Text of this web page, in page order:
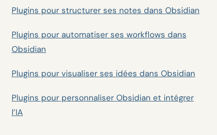
Plugins pour structurer ses notes dans Obsidian
Plugins pour automatiser ses workflows dans
Obsidian
Plugins pour visualiser ses idées dans Obsidian
Plugins pour personnaliser Obsidian et intégrer
l’IA